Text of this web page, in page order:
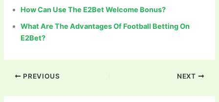
How Can Use The E2Bet Welcome Bonus?
What Are The Advantages Of Football Betting On
E2Bet?
PREVIOUS NEXT